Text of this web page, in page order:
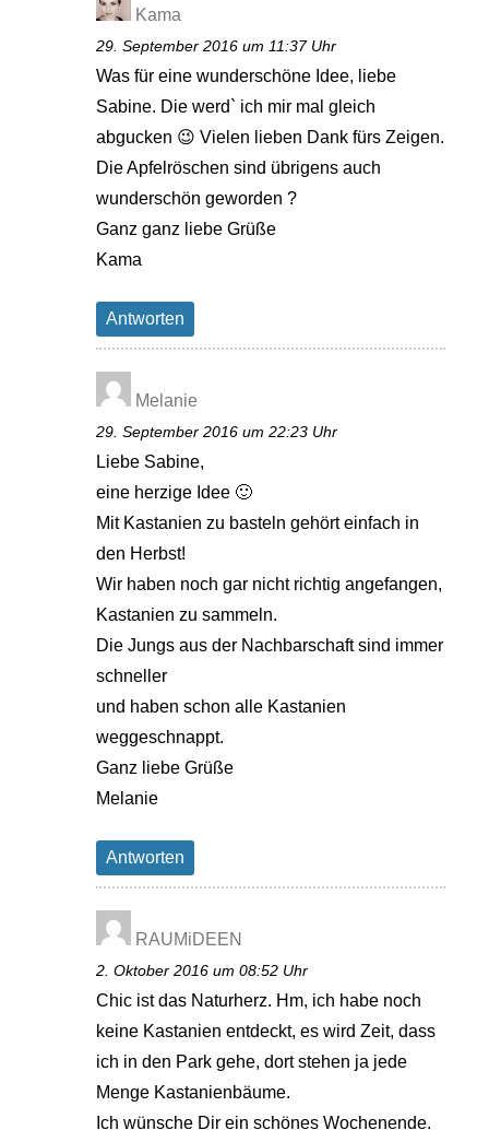
Kama
29. September 2016 um 11:37 Uhr
Was für eine wunderschöne Idee, liebe
Sabine. Die werd` ich mir mal gleich
abgucken 😉 Vielen lieben Dank fürs Zeigen.
Die Apfelröschen sind übrigens auch
wunderschön geworden ?
Ganz ganz liebe Grüße
Kama
Antworten
Melanie
29. September 2016 um 22:23 Uhr
Liebe Sabine,
eine herzige Idee 🙂
Mit Kastanien zu basteln gehört einfach in
den Herbst!
Wir haben noch gar nicht richtig angefangen,
Kastanien zu sammeln.
Die Jungs aus der Nachbarschaft sind immer
schneller
und haben schon alle Kastanien
weggeschnappt.
Ganz liebe Grüße
Melanie
Antworten
RAUMiDEEN
2. Oktober 2016 um 08:52 Uhr
Chic ist das Naturherz. Hm, ich habe noch
keine Kastanien entdeckt, es wird Zeit, dass
ich in den Park gehe, dort stehen ja jede
Menge Kastanienbäume.
Ich wünsche Dir ein schönes Wochenende.